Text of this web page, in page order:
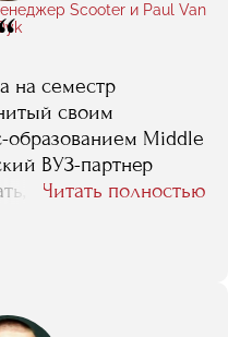
Scooter и Paul Van
“
на семестр
своим
Middle
ВУЗ-партнер
как построена
Читать полностью